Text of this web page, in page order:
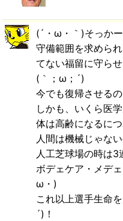
(´・ω・｀)そっかー
守備範囲を求めら
てない福留に守ら
(｀；ω；´)
今でも復帰させる
しかも、いくら医
体は高齢になるに
人間は機械じゃな
人工芝球場の時は3
ボデェケア・メデ
ω・)
これ以上選手生命
´)！